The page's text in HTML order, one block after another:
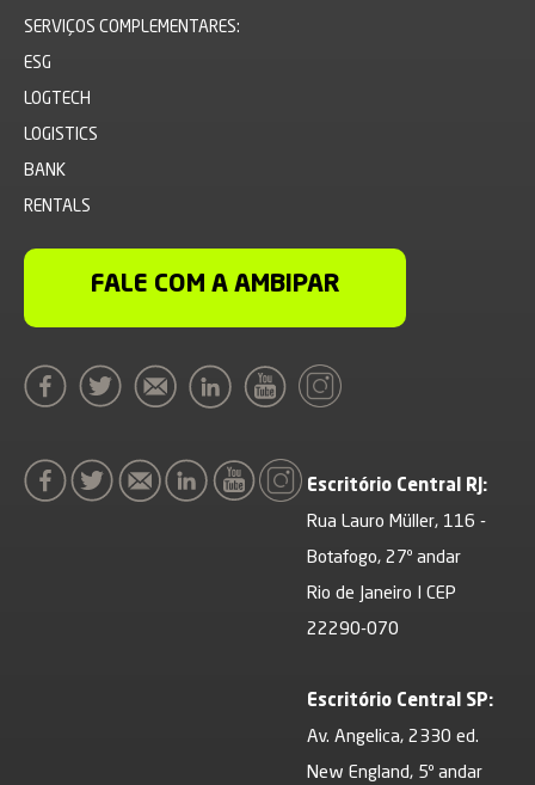
SERVIÇOS COMPLEMENTARES:
ESG
LOGTECH
LOGISTICS
BANK
RENTALS
FALE COM A AMBIPAR
Escritório Central RJ:
Rua Lauro Müller, 116 -
Botafogo, 27º andar
Rio de Janeiro I CEP
22290-070
Escritório Central SP:
Av. Angelica, 2330 ed.
New England, 5º andar